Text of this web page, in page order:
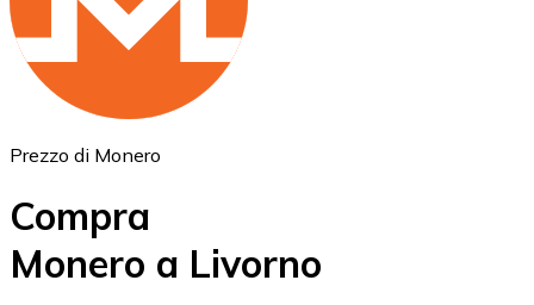
ETH
Prezzo di Monero
Compra
Monero a Livorno